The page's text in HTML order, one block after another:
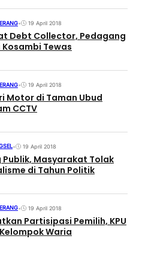
• 19 April 2018
Debt Collector, Pedagang
Kosambi Tewas
• 19 April 2018
Motor di Taman Ubud
CCTV
• 19 April 2018
Publik, Masyarakat Tolak
di Tahun Politik
• 19 April 2018
Partisipasi Pemilih, KPU
Waria